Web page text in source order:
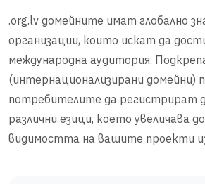
.org.lv домейните имат глобално
организации, които искат да
международна аудитория.
(интернационализирани домейни)
потребителите да регистрират
различни езици, което увеличава
видимостта на вашите проекти